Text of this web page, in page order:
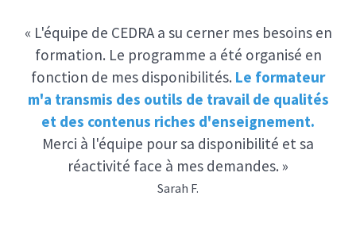
« L'équipe de CEDRA a su cerner mes besoins en
formation. Le programme a été organisé en
fonction de mes disponibilités. Le formateur
m'a transmis des outils de travail de qualités
et des contenus riches d'enseignement.
Merci à l'équipe pour sa disponibilité et sa
réactivité face à mes demandes. »
Sarah F.